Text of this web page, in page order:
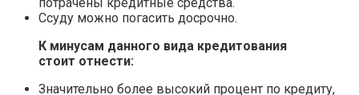
Ссуду можно погасить досрочно.
К минусам данного вида кредитования
стоит отнести:
Значительно более высокий процент по кредиту,